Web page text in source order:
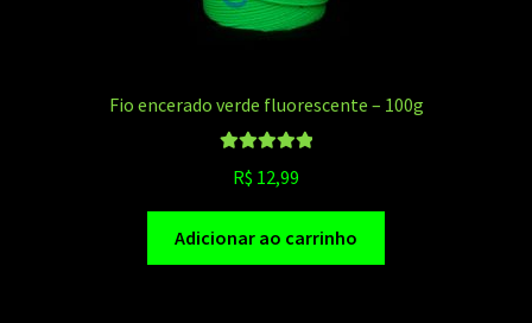
Fio encerado verde fluorescente – 100g
5.00
de 5
R$ 12,99
Adicionar ao carrinho